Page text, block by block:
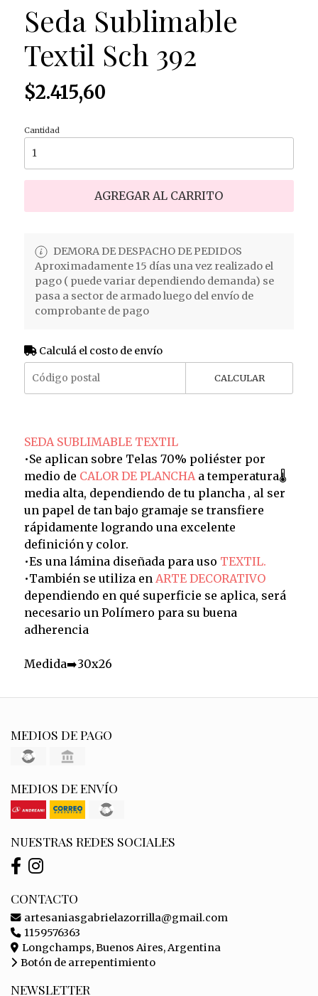
Seda Sublimable
Textil Sch 392
$2.415,60
Cantidad
AGREGAR AL CARRITO
DEMORA DE DESPACHO DE PEDIDOS
Aproximadamente 15 días una vez realizado el
pago ( puede variar dependiendo demanda) se
pasa a sector de armado luego del envío de
comprobante de pago
Calculá el costo de envío
CALCULAR
SEDA SUBLIMABLE TEXTIL
•Se aplican sobre Telas 70% poliéster por
medio de CALOR DE PLANCHA a temperatura🌡️
media alta, dependiendo de tu plancha , al ser
un papel de tan bajo gramaje se transfiere
rápidamente logrando una excelente
definición y color.
•Es una lámina diseñada para uso TEXTIL.
•También se utiliza en ARTE DECORATIVO
dependiendo en qué superficie se aplica, será
necesario un Polímero para su buena
adherencia
Medida➡️30x26
MEDIOS DE PAGO
MEDIOS DE ENVÍO
NUESTRAS REDES SOCIALES
CONTACTO
artesaniasgabrielazorrilla@gmail.com
1159576363
Longchamps, Buenos Aires, Argentina
Botón de arrepentimiento
NEWSLETTER